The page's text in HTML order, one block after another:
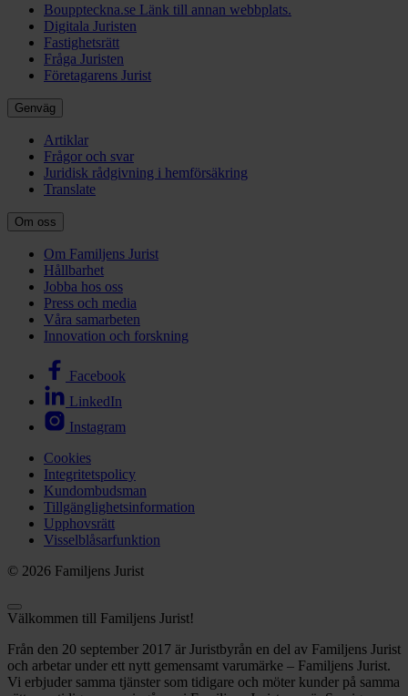
Bouppteckna.se Länk till annan webbplats.
Digitala Juristen
Fastighetsrätt
Fråga Juristen
Företagarens Jurist
Genväg
Artiklar
Frågor och svar
Juridisk rådgivning i hemförsäkring
Translate
Om oss
Om Familjens Jurist
Hållbarhet
Jobba hos oss
Press och media
Våra samarbeten
Innovation och forskning
Facebook
LinkedIn
Instagram
Cookies
Integritetspolicy
Kundombudsman
Tillgänglighetsinformation
Upphovsrätt
Visselblåsarfunktion
© 2026 Familjens Jurist
Välkommen till Familjens Jurist!
Från den 20 september 2017 är Juristbyrån en del av Familjens Jurist
och arbetar under ett nytt gemensamt varumärke – Familjens Jurist.
Vi erbjuder samma tjänster som tidigare och möter kunder på samma